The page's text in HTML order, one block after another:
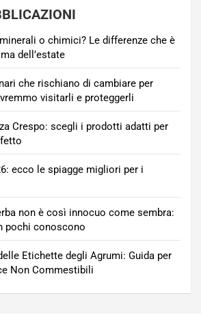
o chimici? Le differenze che è
dell’estate
che rischiano di cambiare per
visitarli e proteggerli
Crespo: scegli i prodotti adatti per
ecco le spiagge migliori per i
non è così innocuo come sembra:
pochi conoscono
Etichette degli Agrumi: Guida per
Non Commestibili